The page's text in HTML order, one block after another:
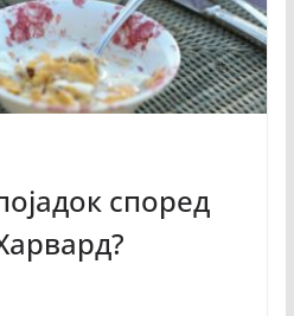
според